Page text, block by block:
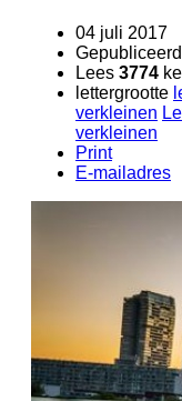
04 juli 2017
Lees 3774
lettergrootte
verkleinen
verkleinen
Print
E-mailadres